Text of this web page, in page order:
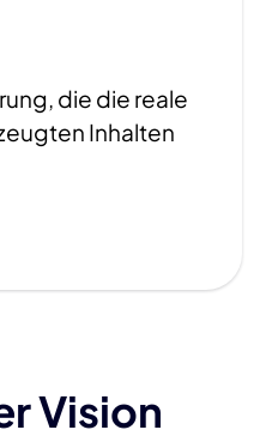
die die reale
Inhalten
Vision